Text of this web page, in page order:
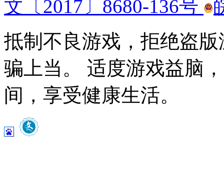
文〔2017〕8680-136号
抵制不良游戏，拒绝盗
骗上当。 适度游戏益脑
间，享受健康生活。